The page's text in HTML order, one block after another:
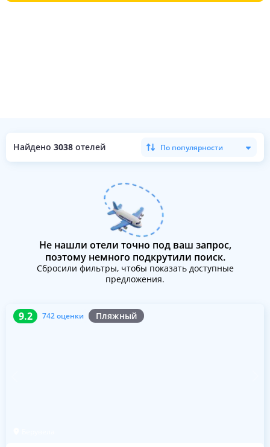
Найдено 3038 отелей По популярности
Не нашли отели точно под ваш запрос,
поэтому немного подкрутили поиск.
Сбросили фильтры, чтобы показать доступные
предложения.
9.2 742 оценки Пляжный
9.2 742 оценки